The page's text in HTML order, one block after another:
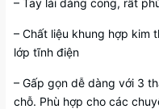
– Chất liệu khung hợp kim
lớp tĩnh điện
– Gấp gọn dễ dàng với 3
chỗ. Phù hợp cho các